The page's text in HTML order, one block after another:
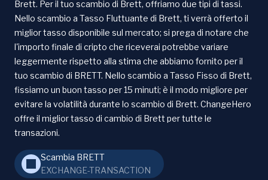
Brett. Per il tuo scambio di Brett, offriamo due tipi di tassi.
Nello scambio a Tasso Fluttuante di Brett, ti verrà offerto il
miglior tasso disponibile sul mercato; si prega di notare che
l'importo finale di cripto che riceverai potrebbe variare
leggermente rispetto alla stima che abbiamo fornito per il
tuo scambio di BRETT. Nello scambio a Tasso Fisso di Brett,
fissiamo un buon tasso per 15 minuti; è il modo migliore per
evitare la volatilità durante lo scambio di Brett. ChangeHero
offre il miglior tasso di cambio di Brett per tutte le
transazioni.
Scambia BRETT
EXCHANGE-TRANSACTION